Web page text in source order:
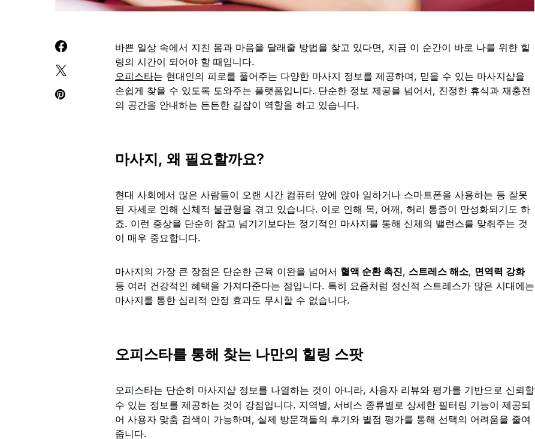
바쁜 일상 속에서 지친 몸과 마음을 달래줄 방법을 찾고 있다면, 지금 이 순간이 바로 나를 위한 힐
링의 시간이 되어야 할 때입니다.
오피스타는 현대인의 피로를 풀어주는 다양한 마사지 정보를 제공하며, 믿을 수 있는 마사지샵을
손쉽게 찾을 수 있도록 도와주는 플랫폼입니다. 단순한 정보 제공을 넘어서, 진정한 휴식과 재충전
의 공간을 안내하는 든든한 길잡이 역할을 하고 있습니다.
마사지, 왜 필요할까요?
현대 사회에서 많은 사람들이 오랜 시간 컴퓨터 앞에 앉아 일하거나 스마트폰을 사용하는 등 잘못
된 자세로 인해 신체적 불균형을 겪고 있습니다. 이로 인해 목, 어깨, 허리 통증이 만성화되기도 하
죠. 이런 증상을 단순히 참고 넘기기보다는 정기적인 마사지를 통해 신체의 밸런스를 맞춰주는 것
이 매우 중요합니다.
마사지의 가장 큰 장점은 단순한 근육 이완을 넘어서 혈액 순환 촉진, 스트레스 해소, 면역력 강화
등 여러 건강적인 혜택을 가져다준다는 점입니다. 특히 요즘처럼 정신적 스트레스가 많은 시대에는
마사지를 통한 심리적 안정 효과도 무시할 수 없습니다.
오피스타를 통해 찾는 나만의 힐링 스팟
오피스타는 단순히 마사지샵 정보를 나열하는 것이 아니라, 사용자 리뷰와 평가를 기반으로 신뢰할
수 있는 정보를 제공하는 것이 강점입니다. 지역별, 서비스 종류별로 상세한 필터링 기능이 제공되
어 사용자 맞춤 검색이 가능하며, 실제 방문객들의 후기와 별점 평가를 통해 선택의 어려움을 줄여
줍니다.